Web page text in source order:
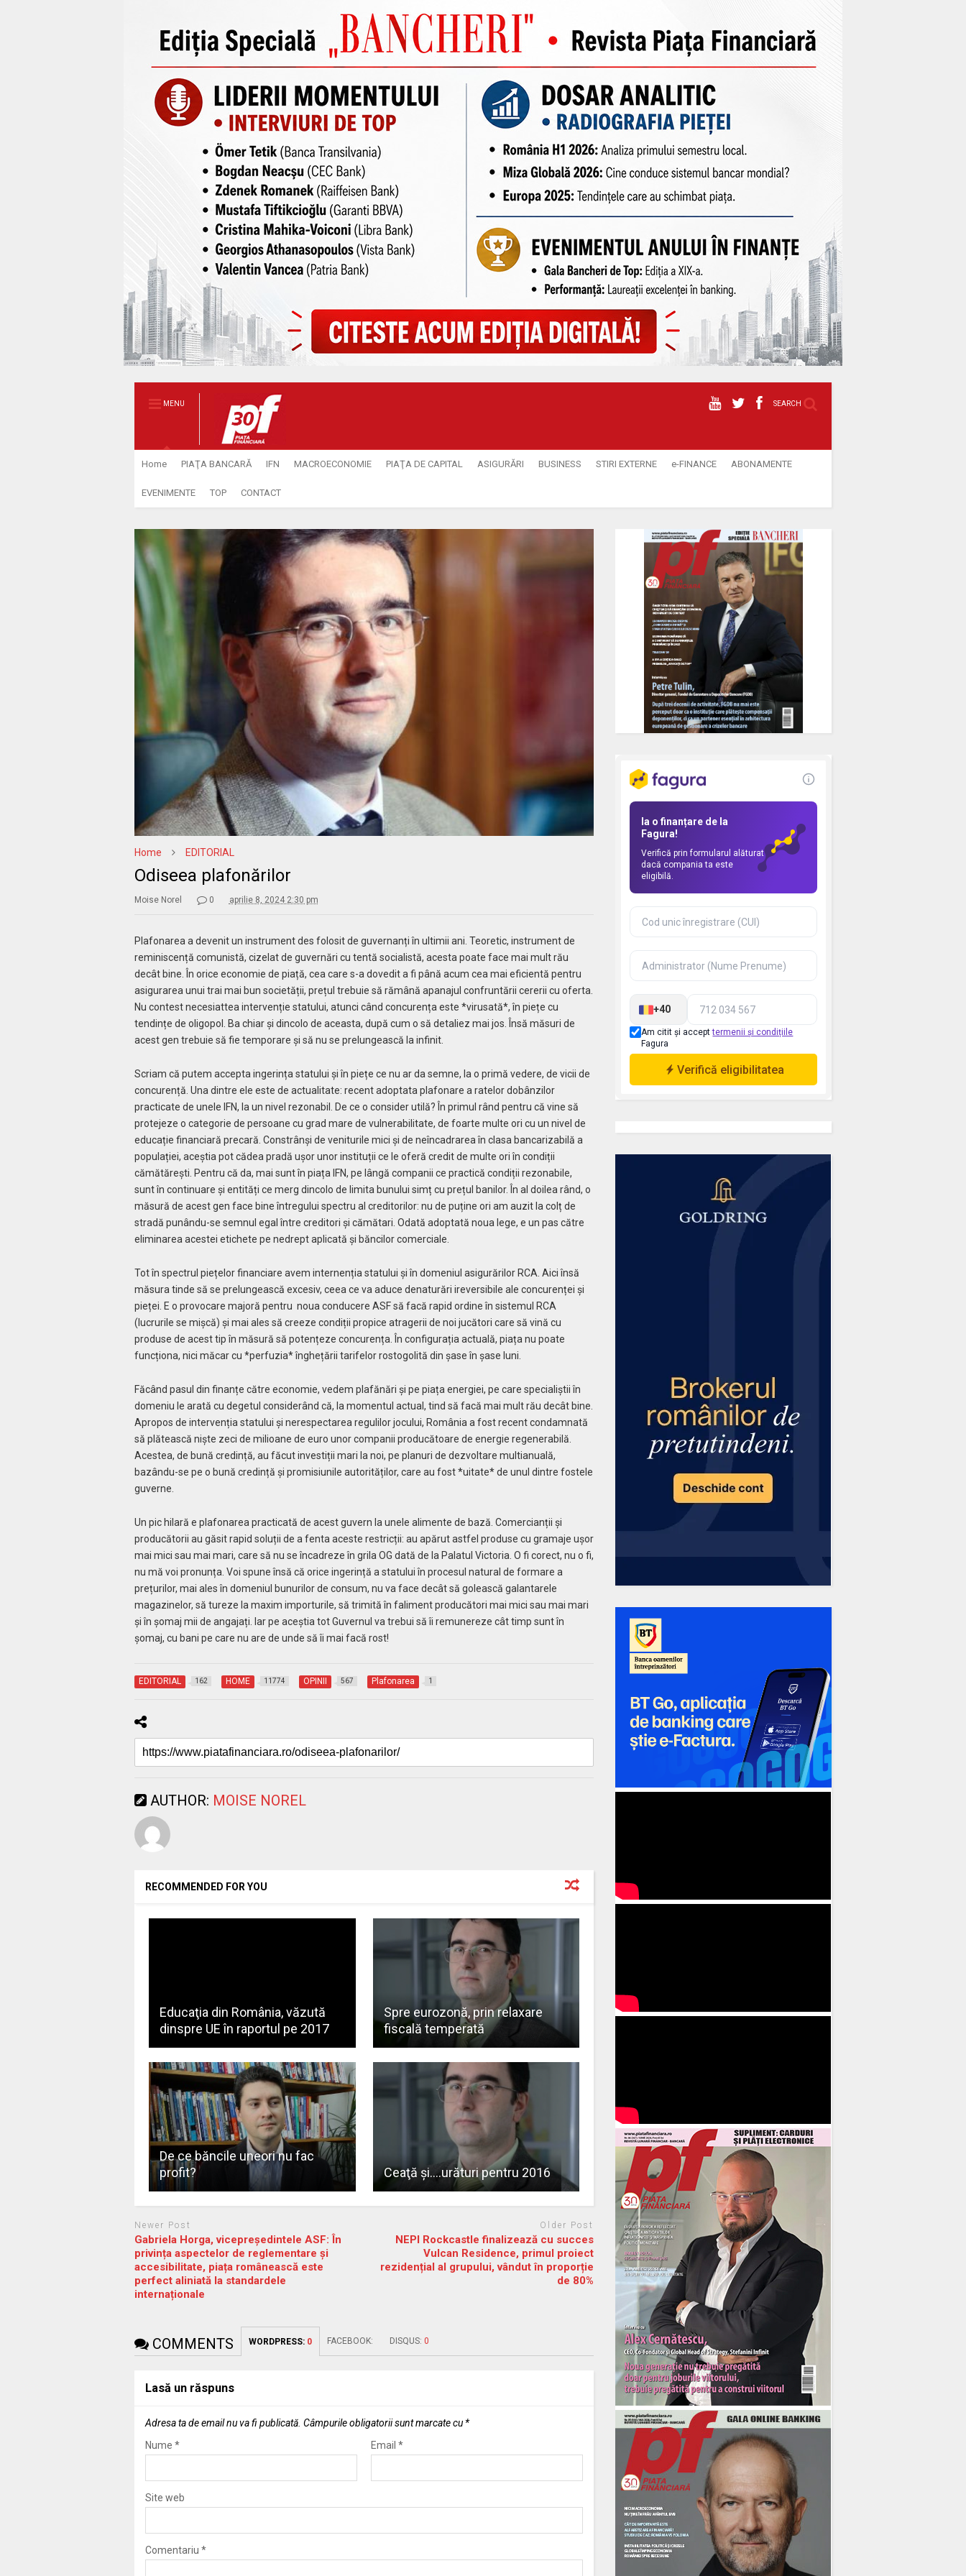
MENU SEARCH
Home PIAŢA BANCARĂ IFN MACROECONOMIE PIAŢA DE CAPITAL ASIGURĂRI BUSINESS STIRI EXTERNE e-FINANCE ABONAMENTE
EVENIMENTE TOP CONTACT
Home EDITORIAL
Odiseea plafonărilor
Moise Norel 0 aprilie 8, 2024 2:30 pm
Plafonarea a devenit un instrument des folosit de guvernanți în ultimii ani. Teoretic, instrument de
reminiscență comunistă, cizelat de guvernări cu tentă socialistă, acesta poate face mai mult rău
decât bine. În orice economie de piață, cea care s-a dovedit a fi până acum cea mai eficientă pentru
asigurarea unui trai mai bun societății, prețul trebuie să rămână apanajul confruntării cererii cu oferta.
Nu contest necesiattea intervenție statului, atunci când concurența este *virusată*, în piețe cu
tendințe de oligopol. Ba chiar și dincolo de aceasta, după cum o să detaliez mai jos. Însă măsuri de
acest gen trebuie să fie temporare și să nu se prelungească la infinit.
Scriam că putem accepta ingerința statului și în piețe ce nu ar da semne, la o primă vedere, de vicii de
concurență. Una dintre ele este de actualitate: recent adoptata plafonare a ratelor dobânzilor
practicate de unele IFN, la un nivel rezonabil. De ce o consider utilă? În primul rând pentru că vine să
protejeze o categorie de persoane cu grad mare de vulnerabilitate, de foarte multe ori cu un nivel de
educație financiară precară. Constrânși de veniturile mici și de neîncadrarea în clasa bancarizabilă a
populației, aceștia pot cădea pradă ușor unor instituții ce le oferă credit de multe ori în condiții
cămătărești. Pentru că da, mai sunt în piața IFN, pe lângă companii ce practică condiții rezonabile,
sunt în continuare și entități ce merg dincolo de limita bunului simț cu prețul banilor. În al doilea rând, o
măsură de acest gen face bine întregului spectru al creditorilor: nu de puține ori am auzit la colț de
stradă punându-se semnul egal între creditori și cămătari. Odată adoptată noua lege, e un pas către
eliminarea acestei etichete pe nedrept aplicată și băncilor comerciale.
Tot în spectrul piețelor financiare avem internenția statului și în domeniul asigurărilor RCA. Aici însă
măsura tinde să se prelungească excesiv, ceea ce va aduce denaturări ireversibile ale concurenței și
pieței. E o provocare majoră pentru noua conducere ASF să facă rapid ordine în sistemul RCA
(lucrurile se mișcă) și mai ales să creeze condiții propice atragerii de noi jucători care să vină cu
produse de acest tip în măsură să potențeze concurența. În configurația actuală, piața nu poate
funcționa, nici măcar cu *perfuzia* înghețării tarifelor rostogolită din șase în șase luni.
Făcând pasul din finanțe către economie, vedem plafănări și pe piața energiei, pe care specialiștii în
domeniu le arată cu degetul considerând că, la momentul actual, tind să facă mai mult rău decât bine.
Apropos de intervenția statului și nerespectarea regulilor jocului, România a fost recent condamnată
să plătească niște zeci de milioane de euro unor companii producătoare de energie regenerabilă.
Acestea, de bună credință, au făcut investiții mari la noi, pe planuri de dezvoltare multianuală,
bazându-se pe o bună credință și promisiunile autorităților, care au fost *uitate* de unul dintre fostele
guverne.
Un pic hilară e plafonarea practicată de acest guvern la unele alimente de bază. Comercianții și
producătorii au găsit rapid soluții de a fenta aceste restricții: au apărut astfel produse cu gramaje ușor
mai mici sau mai mari, care să nu se încadreze în grila OG dată de la Palatul Victoria. O fi corect, nu o fi,
nu mă voi pronunța. Voi spune însă că orice ingerință a statului în procesul natural de formare a
prețurilor, mai ales în domeniul bunurilor de consum, nu va face decât să golească galantarele
magazinelor, să tureze la maxim importurile, să trimită în faliment producători mai mici sau mai mari
și în șomaj mii de angajați. Iar pe aceștia tot Guvernul va trebui să îi remunereze cât timp sunt în
șomaj, cu bani pe care nu are de unde să îi mai facă rost!
EDITORIAL 162 HOME 11774 OPINII 567 Plafonarea 1
AUTHOR: MOISE NOREL
RECOMMENDED FOR YOU
Educaţia din România, văzută
dinspre UE în raportul pe 2017
Spre eurozonă, prin relaxare
fiscală temperată
De ce băncile uneori nu fac
profit?
Ceaţă şi….urături pentru 2016
Newer Post
Gabriela Horga, vicepreședintele ASF: În
privința aspectelor de reglementare și
accesibilitate, piața românească este
perfect aliniată la standardele
internaționale
Older Post
NEPI Rockcastle finalizează cu succes
Vulcan Residence, primul proiect
rezidențial al grupului, vândut în proporție
de 80%
COMMENTS WORDPRESS: 0 FACEBOOK: DISQUS: 0
Lasă un răspuns
Adresa ta de email nu va fi publicată. Câmpurile obligatorii sunt marcate cu *
Nume * Email *
Site web
Comentariu *